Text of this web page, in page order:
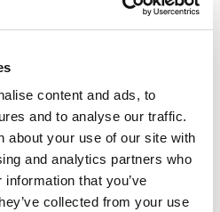
content and ads, to
and to analyse our traffic.
about your use of our site with
and analytics partners who
that you’ve
collected from your use
30×60
molde